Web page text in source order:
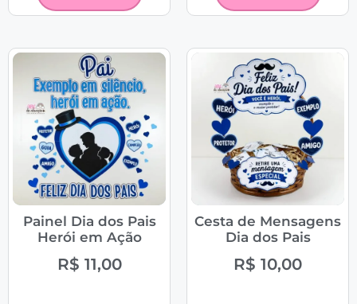
Painel Dia dos Pais
Herói em Ação
R$ 11,00
Cesta de Mensagens
Dia dos Pais
R$ 10,00